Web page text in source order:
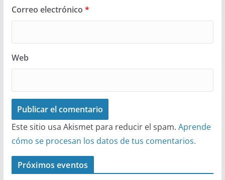
Correo electrónico *
Web
Este sitio usa Akismet para reducir el spam. Aprende
cómo se procesan los datos de tus comentarios.
Próximos eventos